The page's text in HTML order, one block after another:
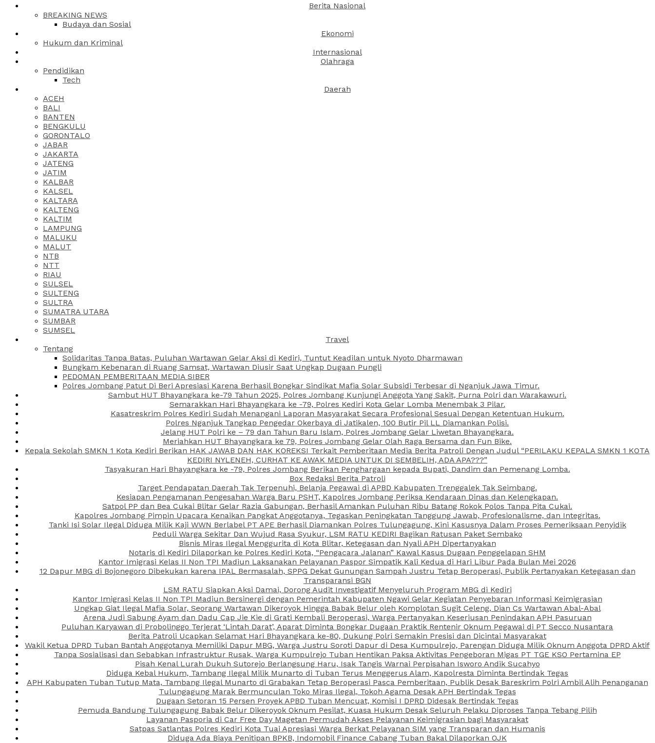
Berita Nasional
BREAKING NEWS
Budaya dan Sosial
Ekonomi
Hukum dan Kriminal
Internasional
Olahraga
Pendidikan
Tech
Daerah
ACEH
BALI
BANTEN
BENGKULU
GORONTALO
JABAR
JAKARTA
JATENG
JATIM
KALBAR
KALSEL
KALTARA
KALTENG
KALTIM
LAMPUNG
MALUKU
MALUT
NTB
NTT
RIAU
SULSEL
SULTENG
SULTRA
SUMATRA UTARA
SUMBAR
SUMSEL
Travel
Tentang
Solidaritas Tanpa Batas, Puluhan Wartawan Gelar Aksi di Kediri, Tuntut Keadilan untuk Nyoto Dharmawan
Bungkam Kebenaran di Ruang Samsat, Wartawan Diusir Saat Ungkap Dugaan Pungli
PEDOMAN PEMBERITAAN MEDIA SIBER
Polres Jombang Patut Di Beri Apresiasi Karena Berhasil Bongkar Sindikat Mafia Solar Subsidi Terbesar di Nganjuk Jawa Timur.
Sambut HUT Bhayangkara ke-79 Tahun 2025, Polres Jombang Kunjungi Anggota Yang Sakit, Purna Polri dan Warakawuri.
Semarakkan Hari Bhayangkara ke -79, Polres Kediri Kota Gelar Lomba Menembak 3 Pilar.
Kasatreskrim Polres Kediri Sudah Menangani Laporan Masyarakat Secara Profesional Sesuai Dengan Ketentuan Hukum.
Polres Nganjuk Tangkap Pengedar Okerbaya di Jatikalen, 100 Butir Pil LL Diamankan Polisi.
Jelang HUT Polri ke – 79 dan Tahun Baru Islam, Polres Jombang Gelar Liwetan Bhayangkara.
Meriahkan HUT Bhayangkara ke 79, Polres Jombang Gelar Olah Raga Bersama dan Fun Bike.
Kepala Sekolah SMKN 1 Kota Kediri Berikan HAK JAWAB DAN HAK KOREKSI Terkait Pemberitaan Media Berita Patroli Dengan Judul “PERILAKU KEPALA SMKN 1 KOTA
KEDIRI NYLENEH, CURHAT KE AWAK MEDIA UNTUK DI SEMBELIH, ADA APA???”
Tasyakuran Hari Bhayangkara ke -79, Polres Jombang Berikan Penghargaan kepada Bupati, Dandim dan Pemenang Lomba.
Box Redaksi Berita Patroli
Target Pendapatan Daerah Tak Terpenuhi, Belanja Pegawai di APBD Kabupaten Trenggalek Tak Seimbang.
Kesiapan Pengamanan Pengesahan Warga Baru PSHT, Kapolres Jombang Periksa Kendaraan Dinas dan Kelengkapan.
Satpol PP dan Bea Cukai Blitar Gelar Razia Gabungan, Berhasil Amankan Puluhan Ribu Batang Rokok Polos Tanpa Pita Cukai.
Kapolres Jombang Pimpin Upacara Kenaikan Pangkat Anggotanya, Tegaskan Peningkatan Tanggung Jawab, Profesionalisme, dan Integritas.
Tanki Isi Solar Ilegal Diduga Milik Kaji WWN Berlabel PT APE Berhasil Diamankan Polres Tulungagung, Kini Kasusnya Dalam Proses Pemeriksaan Penyidik
Peduli Warga Sekitar Dan Wujud Rasa Syukur, LSM RATU KEDIRI Bagikan Ratusan Paket Sembako
Bisnis Miras Ilegal Menggurita di Kota Blitar, Ketegasan dan Nyali APH Dipertanyakan
Notaris di Kediri Dilaporkan ke Polres Kediri Kota, “Pengacara Jalanan” Kawal Kasus Dugaan Penggelapan SHM
Kantor Imigrasi Kelas II Non TPI Madiun Laksanakan Pelayanan Paspor Simpatik Kali Kedua di Hari Libur Pada Bulan Mei 2026
12 Dapur MBG di Bojonegoro Dibekukan karena IPAL Bermasalah, SPPG Dekat Gunungan Sampah Justru Tetap Beroperasi, Publik Pertanyakan Ketegasan dan
Transparansi BGN
LSM RATU Siapkan Aksi Damai, Dorong Audit Investigatif Menyeluruh Program MBG di Kediri
Kantor Imigrasi Kelas II Non TPI Madiun Bersinergi dengan Pemerintah Kabupaten Ngawi Gelar Kegiatan Penyebaran Informasi Keimigrasian
Ungkap Giat Ilegal Mafia Solar, Seorang Wartawan Dikeroyok Hingga Babak Belur oleh Komplotan Sugit Celeng, Dian Cs Wartawan Abal-Abal
Arena Judi Sabung Ayam dan Dadu Cap Jie Kie di Grati Kembali Beroperasi, Warga Pertanyakan Keseriusan Penindakan APH Pasuruan
Puluhan Karyawan di Probolinggo Terjerat ‘Lintah Darat’, Aparat Diminta Bongkar Dugaan Praktik Rentenir Oknum Pegawai di PT Secco Nusantara
Berita Patroli Ucapkan Selamat Hari Bhayangkara ke-80, Dukung Polri Semakin Presisi dan Dicintai Masyarakat
Wakil Ketua DPRD Tuban Bantah Anggotanya Memiliki Dapur MBG, Warga Justru Soroti Dapur di Desa Kumpulrejo, Parengan Diduga Milik Oknum Anggota DPRD Aktif
Tanpa Sosialisasi dan Sebabkan Infrastruktur Rusak, Warga Kumpulrejo Tuban Hentikan Paksa Aktivitas Pengeboran Migas PT TGE KSO Pertamina EP
Pisah Kenal Lurah Dukuh Sutorejo Berlangsung Haru, Isak Tangis Warnai Perpisahan Isworo Andik Sucahyo
Diduga Kebal Hukum, Tambang Ilegal Milik Munarto di Tuban Terus Menggerus Alam, Kapolresta Diminta Bertindak Tegas
APH Kabupaten Tuban Tutup Mata, Tambang Ilegal Munarto di Grabakan Tetap Beroperasi Pasca Pemberitaan, Publik Desak Bareskrim Polri Ambil Alih Penanganan
Tulungagung Marak Bermunculan Toko Miras Ilegal, Tokoh Agama Desak APH Bertindak Tegas
Dugaan Setoran 15 Persen Proyek APBD Tuban Mencuat, Komisi I DPRD Didesak Bertindak Tegas
Pemuda Bandung Tulungagung Babak Belur Dikeroyok Oknum Pesilat, Kuasa Hukum Desak Seluruh Pelaku Diproses Tanpa Tebang Pilih
Layanan Pasporia di Car Free Day Magetan Permudah Akses Pelayanan Keimigrasian bagi Masyarakat
Satpas Satlantas Polres Kediri Kota Tuai Apresiasi Warga Berkat Pelayanan SIM yang Transparan dan Humanis
Diduga Ada Biaya Penitipan BPKB, Indomobil Finance Cabang Tuban Bakal Dilaporkan OJK